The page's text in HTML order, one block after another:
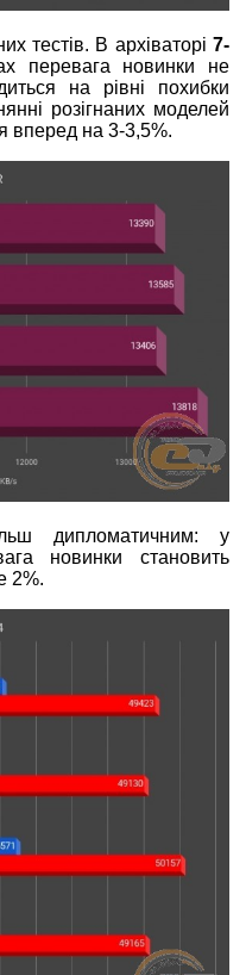
тестів. В архіваторі 7-
перевага новинки не
на рівні похибки
розігнаних моделей
вперед на 3-3,5%.
дипломатичним: у
новинки становить
2%.